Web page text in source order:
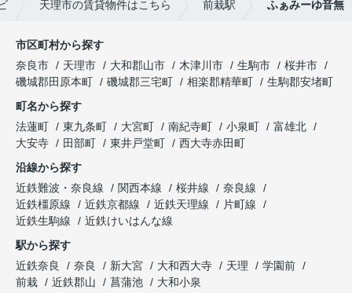
天理市の賃貸物件はこちら 前栽駅 ふぁみーゆ音無
市区町村から探す
奈良市
天理市 大和郡山市 木津川市 生駒市
桜井市
磯城郡田原本町
磯城郡三宅町 相楽郡精華町
生駒郡安堵町
町名から探す
法蓮町
東九条町 大宮町 南紀寺町 小泉町
富雄北
大安寺
田部町 東井戸堂町
西大寺赤田町
沿線から探す
近鉄難波・奈良線
関西本線 桜井線
奈良線
近鉄橿原線
近鉄京都線 近鉄天理線
片町線
近鉄生駒線
近鉄けいはんな線
駅から探す
近鉄奈良
奈良 新大宮 大和西大寺 天理
学園前
前栽
近鉄郡山 菖蒲池 大和小泉